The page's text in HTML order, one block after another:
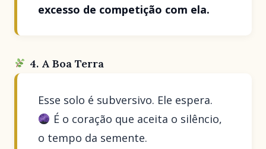
excesso de competição com ela.
4. A Boa Terra
Esse solo é subversivo. Ele espera.
É o coração que aceita o silêncio,
o tempo da semente.